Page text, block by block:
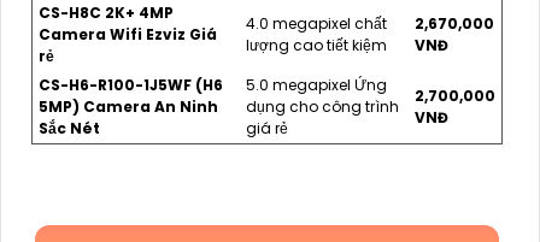
CS-H8C 2K+ 4MP
Camera Wifi Ezviz Giá
rẻ
4.0 megapixel chất
lượng cao tiết kiệm
2,670,000
VNĐ
CS-H6-R100-1J5WF (H6
5MP) Camera An Ninh
Sắc Nét
5.0 megapixel Ứng
dụng cho công trình
giá rẻ
2,700,000
VNĐ